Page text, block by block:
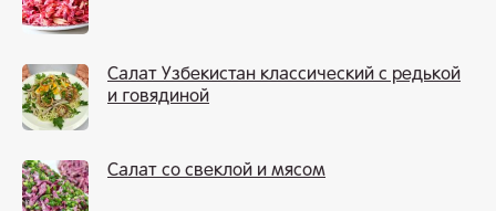
Салат Узбекистан классический с редькой
и говядиной
Салат со свеклой и мясом